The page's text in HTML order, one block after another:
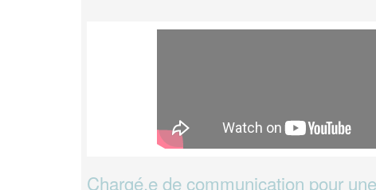
Chargé.e de communication pour